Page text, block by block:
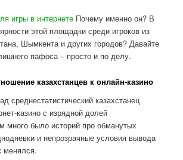
игры в интернете Почему именно он? В
этой площадки среди игроков из
Шымкента и других городов? Давайте
пафоса – просто и по делу.
казахстанцев к онлайн-казино
среднестатистический казахстанец
казино с изрядной долей
много было историй про обманутых
и непрозрачные условия вывода
менялся.